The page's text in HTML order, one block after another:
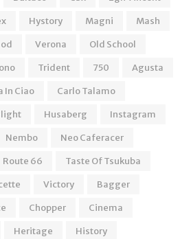
Hystory Magni
Mash
Verona
Old School
Trident 750
Agusta
In Ciao
Carlo Talamo
Husaberg
Instagram
Nembo
Neo Caferacer
Route 66
Taste Of Tsukuba
Victory
Bagger
Chopper
Cinema
Heritage
History